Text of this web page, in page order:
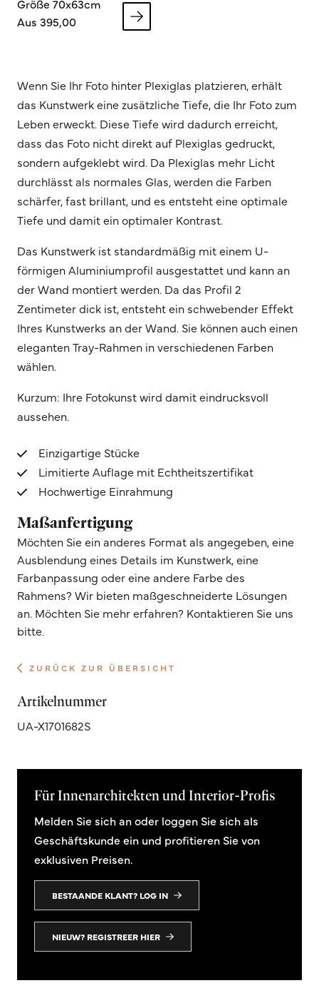
Größe 70x63cm
Aus 395,00
Wenn Sie Ihr Foto hinter Plexiglas platzieren, erhält
das Kunstwerk eine zusätzliche Tiefe, die Ihr Foto zum
Leben erweckt. Diese Tiefe wird dadurch erreicht,
dass das Foto nicht direkt auf Plexiglas gedruckt,
sondern aufgeklebt wird. Da Plexiglas mehr Licht
durchlässt als normales Glas, werden die Farben
schärfer, fast brillant, und es entsteht eine optimale
Tiefe und damit ein optimaler Kontrast.
Das Kunstwerk ist standardmäßig mit einem U-
förmigen Aluminiumprofil ausgestattet und kann an
der Wand montiert werden. Da das Profil 2
Zentimeter dick ist, entsteht ein schwebender Effekt
Ihres Kunstwerks an der Wand. Sie können auch einen
eleganten Tray-Rahmen in verschiedenen Farben
wählen.
Kurzum: Ihre Fotokunst wird damit eindrucksvoll
aussehen.
Einzigartige Stücke
Limitierte Auflage mit Echtheitszertifikat
Hochwertige Einrahmung
Maßanfertigung
Möchten Sie ein anderes Format als angegeben, eine
Ausblendung eines Details im Kunstwerk, eine
Farbanpassung oder eine andere Farbe des
Rahmens? Wir bieten maßgeschneiderte Lösungen
an. Möchten Sie mehr erfahren? Kontaktieren Sie uns
bitte.
ZURÜCK ZUR ÜBERSICHT
Artikelnummer
UA-X1701682S
Für Innenarchitekten und Interior-Profis
Melden Sie sich an oder loggen Sie sich als
Geschäftskunde ein und profitieren Sie von
exklusiven Preisen.
BESTAANDE KLANT? LOG IN
NIEUW? REGISTREER HIER